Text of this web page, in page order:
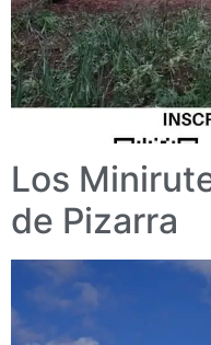
Los
de Pizarra